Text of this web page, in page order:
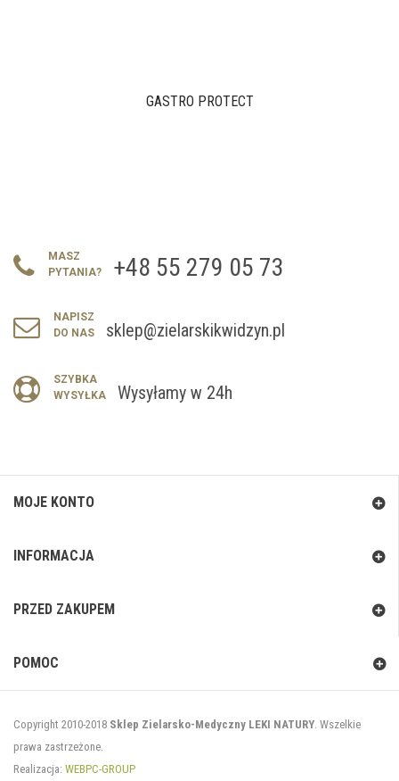
GASTRO PROTECT
MASZ
PYTANIA?
+48 55 279 05 73
NAPISZ
DO NAS
sklep@zielarskikwidzyn.pl
SZYBKA
WYSYŁKA
Wysyłamy w 24h
MOJE KONTO
INFORMACJA
PRZED ZAKUPEM
POMOC
Copyright 2010-2018 Sklep Zielarsko-Medyczny LEKI NATURY. Wszelkie
prawa zastrzeżone.
Realizacja: WEBPC-GROUP